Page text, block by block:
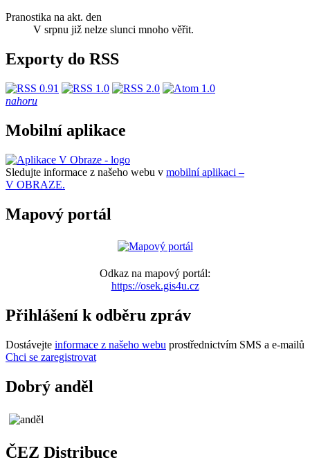
Pranostika na akt. den
V srpnu již nelze slunci mnoho věřit.
Exporty do RSS
nahoru
Mobilní aplikace
Sledujte informace z našeho webu v mobilní aplikaci –
V OBRAZE.
Mapový portál
Odkaz na mapový portál:
https://osek.gis4u.cz
Přihlášení k odběru zpráv
Dostávejte informace z našeho webu prostřednictvím SMS a e-mailů
Chci se zaregistrovat
Dobrý anděl
ČEZ Distribuce